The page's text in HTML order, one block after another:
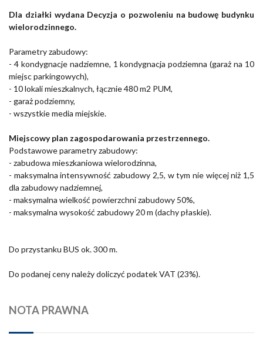
Dla działki wydana Decyzja o pozwoleniu na budowę budynku
wielorodzinnego.
Parametry zabudowy:
- 4 kondygnacje nadziemne, 1 kondygnacja podziemna (garaż na 10
miejsc parkingowych),
- 10 lokali mieszkalnych, łącznie 480 m2 PUM,
- garaż podziemny,
- wszystkie media miejskie.
Miejscowy plan zagospodarowania przestrzennego.
Podstawowe parametry zabudowy:
- zabudowa mieszkaniowa wielorodzinna,
- maksymalna intensywność zabudowy 2,5, w tym nie więcej niż 1,5
dla zabudowy nadziemnej,
- maksymalna wielkość powierzchni zabudowy 50%,
- maksymalna wysokość zabudowy 20 m (dachy płaskie).
Do przystanku BUS ok. 300 m.
Do podanej ceny należy doliczyć podatek VAT (23%).
NOTA PRAWNA